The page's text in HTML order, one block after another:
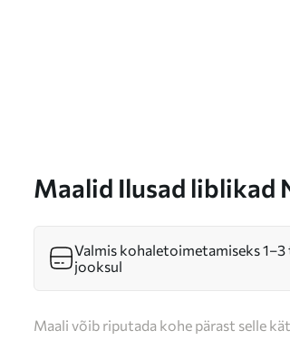
Maalid Ilusad liblikad
Valmis kohaletoimetamiseks
jooksul
Maali võib riputada kohe pärast selle